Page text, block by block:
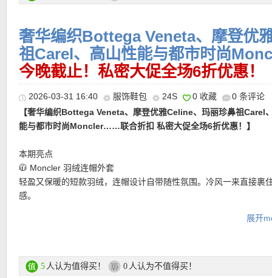
7折活动区直达链接在此
• 全场7折优惠码： FIRST30最低消费200欧！
• 满200欧全球免邮，不满200欧到德国邮费8欧。
• 30天内可退换。
• 支付方式： American Express, MasterCard, Visa, JCB,
Discover (only for USD currency), Paypal 和 支付宝。
【BOTTEGA VENETA Cassette 双折钱包 限时7折仅343欧！】招
结构实用又利落，卡票现金都能收得整整齐齐，属于那种不靠logo
购买直达链接在此
奢华编织Bottega Veneta、摩登优
祖Carel、高山性能与都市时尚
今晚截止！私密大促全场6折优惠！
2026-03-31 16:40 服饰鞋包 24S 0 收藏
0 条评论
【奢华编织Bottega Veneta、摩登优雅Celine、玛丽珍鼻祖Carel
能与都市时尚Moncler……联合折扣 私密大促全场6折优惠！】
本期亮点
🧥 Moncler 羽绒连帽外套
轻盈又保暖的短款羽绒，连帽设计自带随性氛围。冷风一来直接裹
感。
却实用，放进包里不占空间，随手拿出都是精致生活的小细节，让
展开
5 人认为值得买！ 0 人认为不值得买！